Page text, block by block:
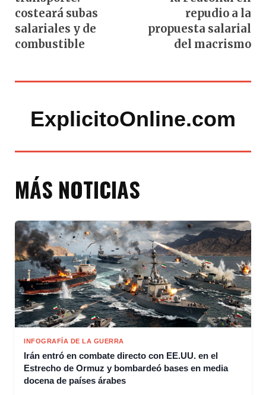
costeará subas
salariales y de
combustible
repudio a la
propuesta salarial
del macrismo
ExplicitoOnline.com
MÁS NOTICIAS
INFOGRAFÍA DE LA GUERRA
Irán entró en combate directo con EE.UU. en el
Estrecho de Ormuz y bombardeó bases en media
docena de países árabes